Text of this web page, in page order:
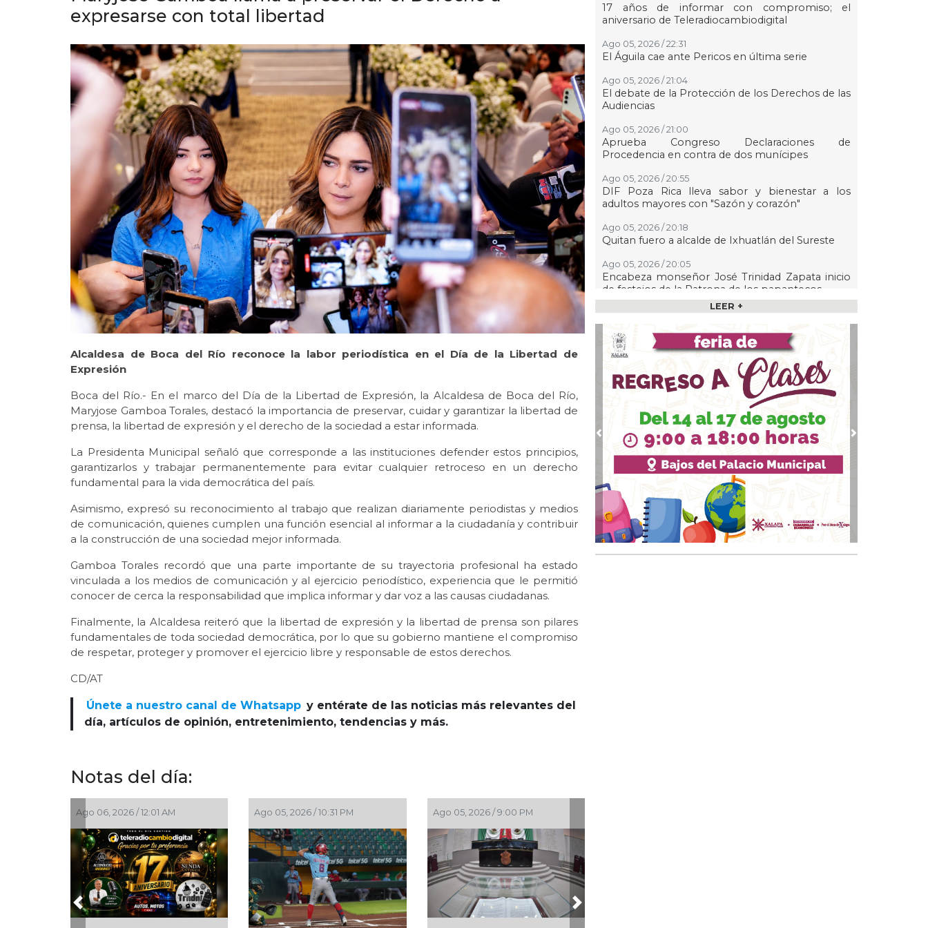
expresarse con total libertad
Alcaldesa de Boca del Río reconoce la labor periodística en el Día de la Libertad de
Expresión
Boca del Río.- En el marco del Día de la Libertad de Expresión, la Alcaldesa de Boca del Río,
Maryjose Gamboa Torales, destacó la importancia de preservar, cuidar y garantizar la libertad de
prensa, la libertad de expresión y el derecho de la sociedad a estar informada.
La Presidenta Municipal señaló que corresponde a las instituciones defender estos principios,
garantizarlos y trabajar permanentemente para evitar cualquier retroceso en un derecho
fundamental para la vida democrática del país.
Asimismo, expresó su reconocimiento al trabajo que realizan diariamente periodistas y medios
de comunicación, quienes cumplen una función esencial al informar a la ciudadanía y contribuir
a la construcción de una sociedad mejor informada.
Gamboa Torales recordó que una parte importante de su trayectoria profesional ha estado
vinculada a los medios de comunicación y al ejercicio periodístico, experiencia que le permitió
conocer de cerca la responsabilidad que implica informar y dar voz a las causas ciudadanas.
Finalmente, la Alcaldesa reiteró que la libertad de expresión y la libertad de prensa son pilares
fundamentales de toda sociedad democrática, por lo que su gobierno mantiene el compromiso
de respetar, proteger y promover el ejercicio libre y responsable de estos derechos.
CD/AT
Únete a nuestro canal de Whatsapp y entérate de las noticias más relevantes del
día, artículos de opinión, entretenimiento, tendencias y más.
Notas del día:
Ago 05, 2026 / 10:31 PM Ago 05, 2026 / 9:00 PM Ago 05, 2026 / 8:18 PM
Previous Next
17 años de informar con compromiso; el
aniversario de Teleradiocambiodigital
Ago 05, 2026 / 22:31
El Águila cae ante Pericos en última serie
Ago 05, 2026 / 21:04
El debate de la Protección de los Derechos de las
Audiencias
Ago 05, 2026 / 21:00
Aprueba Congreso Declaraciones de
Procedencia en contra de dos munícipes
Ago 05, 2026 / 20:55
DIF Poza Rica lleva sabor y bienestar a los
adultos mayores con "Sazón y corazón"
Ago 05, 2026 / 20:18
Quitan fuero a alcalde de Ixhuatlán del Sureste
Ago 05, 2026 / 20:05
Encabeza monseñor José Trinidad Zapata inicio
de festejos de la Patrona de los papantecos
Ago 05, 2026 / 19:46
Entrega DIF Municipal de Veracruz cerca de 100
credenciales de discapacidad
En Rincón de la Marquesa hubo retiro de árboles
por representar riesgos; no es tala ilegal
Ago 05, 2026 / 18:42
Alcalde de Úrsulo Galván, Veracruz es desaforado
Ago 05, 2026 / 18:17
Alcalde de Úrsulo Galván abandona el Congreso
previo a la votación de su desafuero
Ago 05, 2026 / 18:00
Más boqueños se afilian al Centro Médico Santa
Ana
LEER +
Previous Next